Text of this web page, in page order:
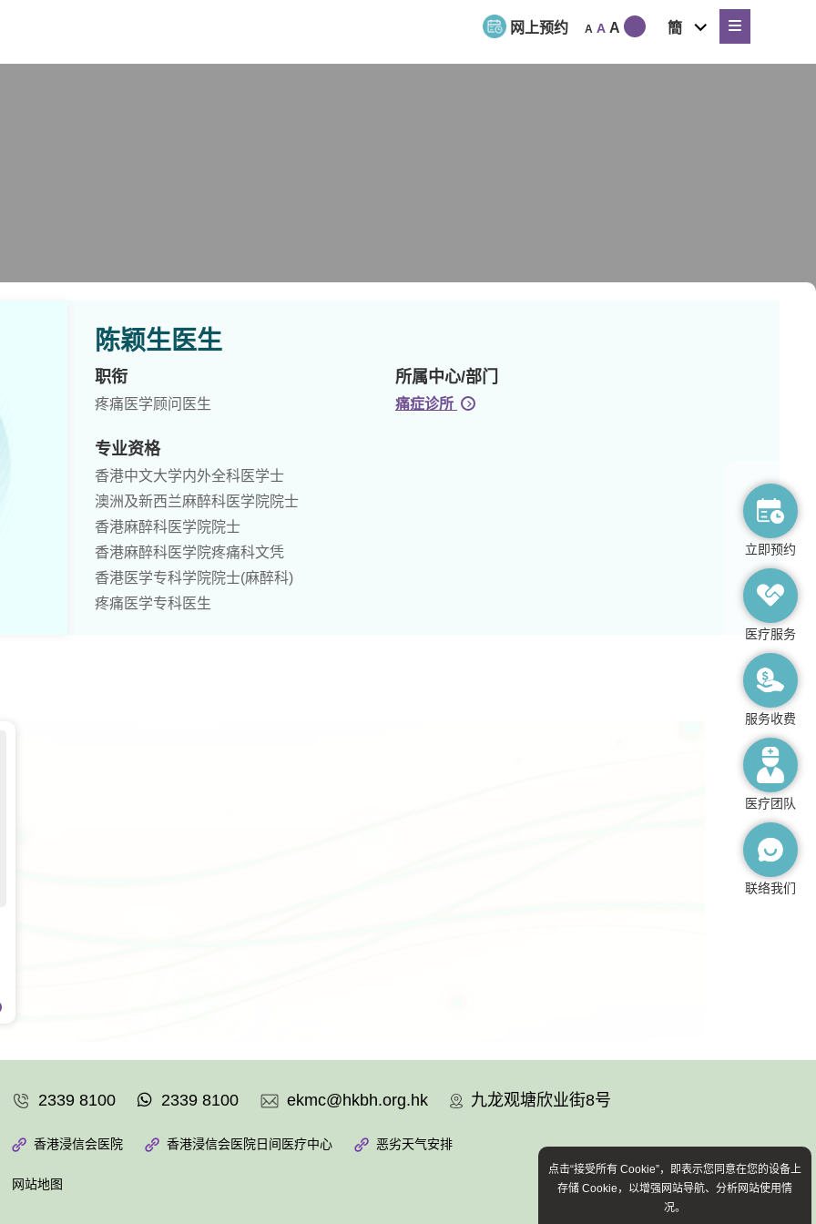
网上预约 A A A 簡
expand
child
menu
陈颖生医生
职衔
疼痛医学顾问医生
所属中心/部门
痛症诊所
专业资格
香港中文大学内外全科医学士
澳洲及新西兰麻醉科医学院院士
香港麻醉科医学院院士
香港麻醉科医学院疼痛科文凭
香港医学专科学院院士(麻醉科)
疼痛医学专科医生
2339 8100 2339 8100 ekmc@hkbh.org.hk 九龙观塘欣业街8号
香港浸信会医院 香港浸信会医院日间医疗中心 恶劣天气安排
网站地图
立即预约
医疗服务
服务收费
医疗团队
联络我们
点击“接受所有 Cookie”，即表示您同意在您的设备上
存储 Cookie，以增强网站导航、分析网站使用情
况。